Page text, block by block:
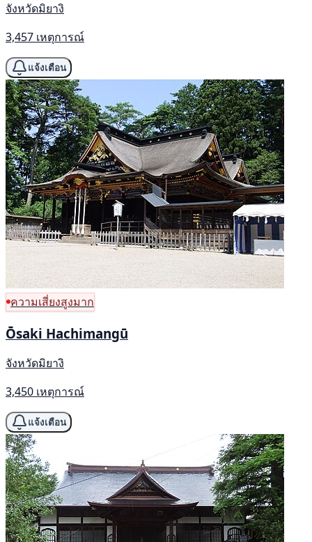
จังหวัดมิยางิ
3,457 เหตุการณ์
แจ้งเตือน
ความเสี่ยงสูงมาก
Ōsaki Hachimangū
จังหวัดมิยางิ
3,450 เหตุการณ์
แจ้งเตือน